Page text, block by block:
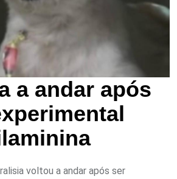
a andar após
voltou a andar após ser